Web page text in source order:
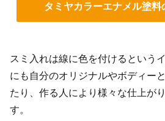
タミヤカラーエナメル塗料
スミ入れは線に色を付けるという
にも自分のオリジナルやボディー
たり、作る人により様々な仕上が
す。